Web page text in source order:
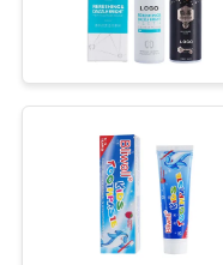
FORDERN
EIN